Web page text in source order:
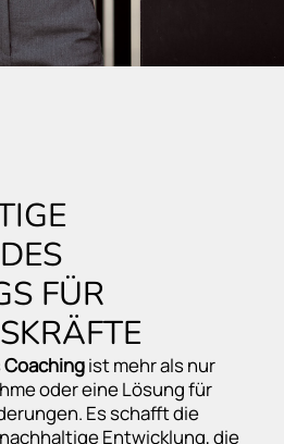
FÜR
Coachingist mehr als nur
oder eine Lösung für
Es schafft die
Entwicklung, die